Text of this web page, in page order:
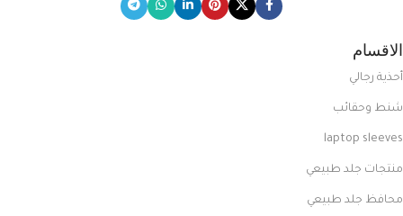
الاقسام
أحذية رجالي
شنط وحقائب
laptop sleeves
منتجات جلد طبيعي
محافظ جلد طبيعي